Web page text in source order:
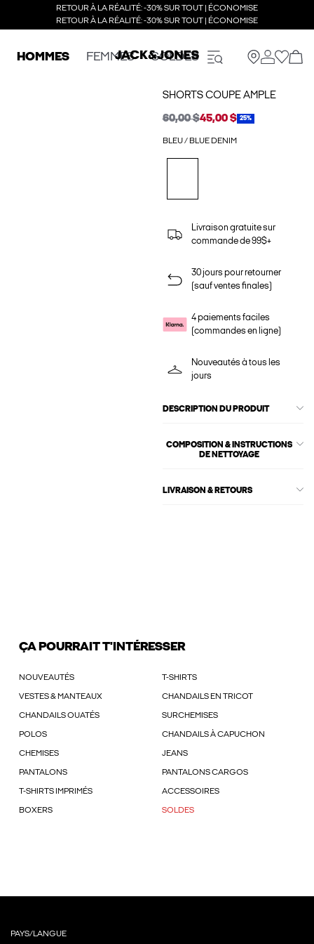
RETOUR À LA RÉALITÉ: -30% SUR TOUT | ÉCONOMISE
RETOUR À LA RÉALITÉ: -30% SUR TOUT | ÉCONOMISE
HOMMES FEMMES SOLDES
SHORTS COUPE AMPLE
60,00 $45,00 $ 25%
BLEU / BLUE DENIM
Livraison gratuite sur
commande de 99$+
30 jours pour retourner
(sauf ventes finales)
4 paiements faciles
(commandes en ligne)
Nouveautés à tous les
jours
DESCRIPTION DU PRODUIT
COMPOSITION & INSTRUCTIONS
DE NETTOYAGE
LIVRAISON & RETOURS
ÇA POURRAIT T'INTÉRESSER
NOUVEAUTÉS T-SHIRTS
VESTES & MANTEAUX CHANDAILS EN TRICOT
CHANDAILS OUATÉS SURCHEMISES
POLOS CHANDAILS À CAPUCHON
CHEMISES JEANS
PANTALONS PANTALONS CARGOS
T-SHIRTS IMPRIMÉS ACCESSOIRES
BOXERS SOLDES
PAYS/LANGUE